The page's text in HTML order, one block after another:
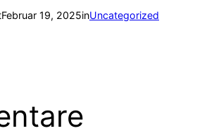
Februar 19, 2025inUncategorized